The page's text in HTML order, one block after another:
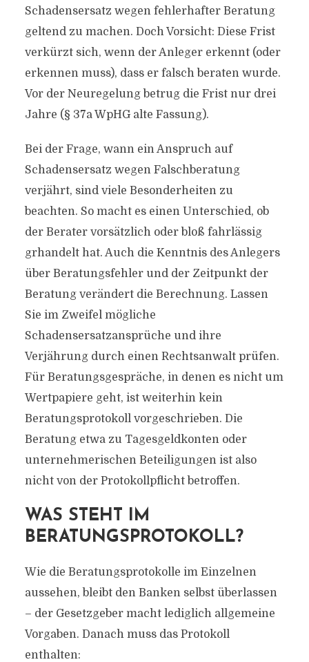
Schadensersatz wegen fehlerhafter Beratung
geltend zu machen. Doch Vorsicht: Diese Frist
verkürzt sich, wenn der Anleger erkennt (oder
erkennen muss), dass er falsch beraten wurde.
Vor der Neuregelung betrug die Frist nur drei
Jahre (§ 37a WpHG alte Fassung).
Bei der Frage, wann ein Anspruch auf
Schadensersatz wegen Falschberatung
verjährt, sind viele Besonderheiten zu
beachten. So macht es einen Unterschied, ob
der Berater vorsätzlich oder bloß fahrlässig
grhandelt hat. Auch die Kenntnis des Anlegers
über Beratungsfehler und der Zeitpunkt der
Beratung verändert die Berechnung. Lassen
Sie im Zweifel mögliche
Schadensersatzansprüche und ihre
Verjährung durch einen Rechtsanwalt prüfen.
Für Beratungsgespräche, in denen es nicht um
Wertpapiere geht, ist weiterhin kein
Beratungsprotokoll vorgeschrieben. Die
Beratung etwa zu Tagesgeldkonten oder
unternehmerischen Beteiligungen ist also
nicht von der Protokollpflicht betroffen.
WAS STEHT IM
BERATUNGSPROTOKOLL?
Wie die Beratungsprotokolle im Einzelnen
aussehen, bleibt den Banken selbst überlassen
– der Gesetzgeber macht lediglich allgemeine
Vorgaben. Danach muss das Protokoll
enthalten: